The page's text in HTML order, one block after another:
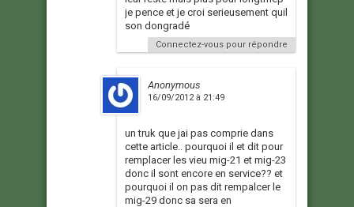
je pence et je croi serieusement quil
son dongradé
Connectez-vous pour répondre
Anonymous
16/09/2012 à 21:49
un truk que jai pas comprie dans
cette article.. pourquoi il et dit pour
remplacer les vieu mig-21 et mig-23
donc il sont encore en service?? et
pourquoi il on pas dit rempalcer le
mig-29 donc sa sera en